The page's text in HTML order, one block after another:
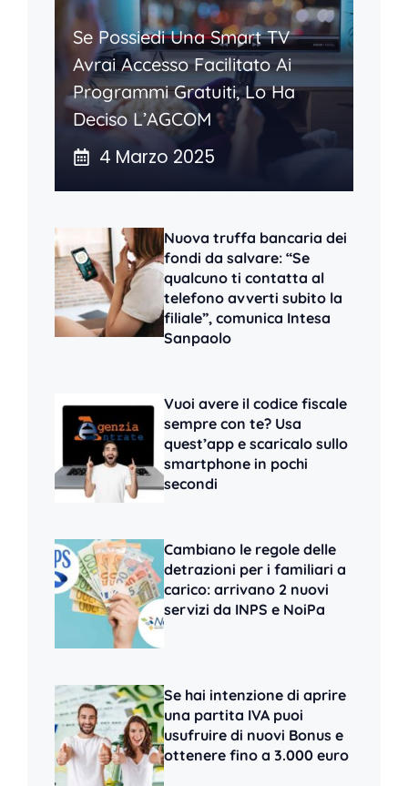
Se Possiedi Una Smart TV
Avrai Accesso Facilitato Ai
Programmi Gratuiti, Lo Ha
Deciso L’AGCOM
4 Marzo 2025
Nuova truffa bancaria dei
fondi da salvare: “Se
qualcuno ti contatta al
telefono avverti subito la
filiale”, comunica Intesa
Sanpaolo
Vuoi avere il codice fiscale
sempre con te? Usa
quest’app e scaricalo sullo
smartphone in pochi
secondi
Cambiano le regole delle
detrazioni per i familiari a
carico: arrivano 2 nuovi
servizi da INPS e NoiPa
Se hai intenzione di aprire
una partita IVA puoi
usufruire di nuovi Bonus e
ottenere fino a 3.000 euro